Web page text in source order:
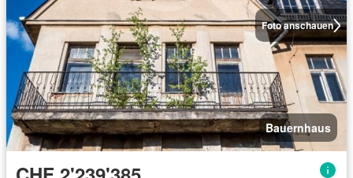
Foto anschauen
Bauernhaus